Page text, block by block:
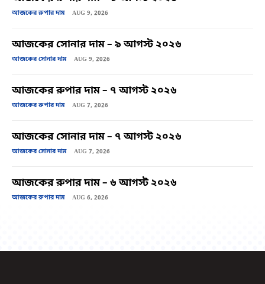
আজকের রুপার দাম AUG 9, 2026
আজকের সোনার দাম – ৯ আগস্ট ২০২৬
আজকের সোনার দাম AUG 9, 2026
আজকের রুপার দাম – ৭ আগস্ট ২০২৬
আজকের রুপার দাম AUG 7, 2026
আজকের সোনার দাম – ৭ আগস্ট ২০২৬
আজকের সোনার দাম AUG 7, 2026
আজকের রুপার দাম – ৬ আগস্ট ২০২৬
আজকের রুপার দাম AUG 6, 2026